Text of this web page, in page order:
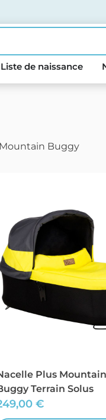
Liste de naissance
Buggy
Plus Mountain
Terrain Solus
€